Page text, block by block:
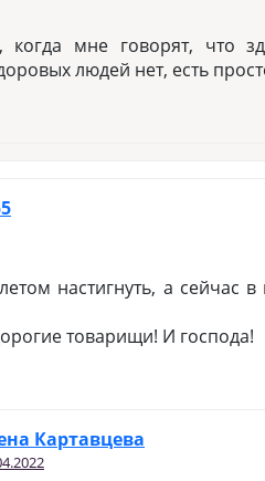
когда мне говорят, что
людей нет, есть
настигнуть, а сейчас
товарищи! И господа!
Картавцева